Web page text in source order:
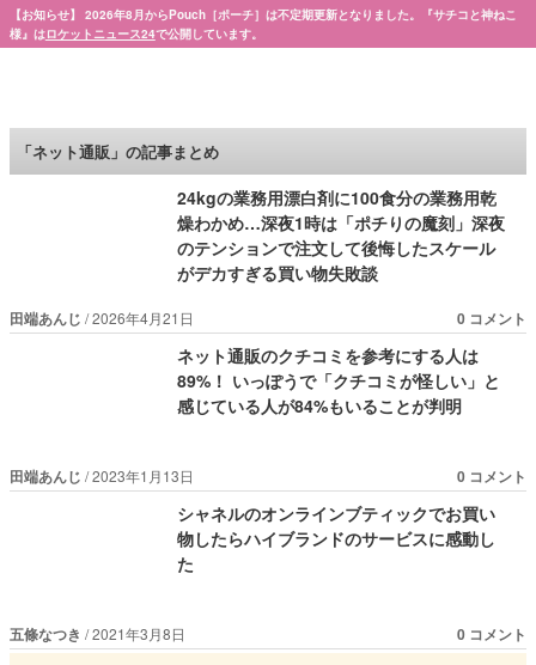
【お知らせ】 2026年8月からPouch［ポーチ］は不定期更新となりました。『サチコと神ねこ
様』はロケットニュース24で公開しています。
「ネット通販」の記事まとめ
24kgの業務用漂白剤に100食分の業務用乾
燥わかめ…深夜1時は「ポチりの魔刻」深夜
のテンションで注文して後悔したスケール
がデカすぎる買い物失敗談
田端あんじ 2026年4月21日 0 コメント
ネット通販のクチコミを参考にする人は
89%！ いっぽうで「クチコミが怪しい」と
感じている人が84%もいることが判明
田端あんじ 2023年1月13日 0 コメント
シャネルのオンラインブティックでお買い
物したらハイブランドのサービスに感動し
た
五條なつき 2021年3月8日 0 コメント